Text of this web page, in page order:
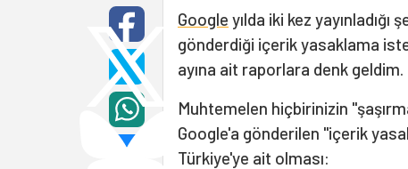
Google yılda iki kez
gönderdiği içerik yasaklama
ayına ait raporlara denk geldim.
Muhtemelen hiçbirinizin
Google'a gönderilen "içerik
Türkiye'ye ait olması: